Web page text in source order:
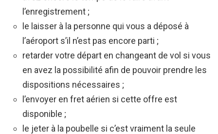
l’enregistrement ;
le laisser à la personne qui vous a déposé à
l’aéroport s’il n’est pas encore parti ;
retarder votre départ en changeant de vol si vous
en avez la possibilité afin de pouvoir prendre les
dispositions nécessaires ;
l’envoyer en fret aérien si cette offre est
disponible ;
le jeter à la poubelle si c’est vraiment la seule